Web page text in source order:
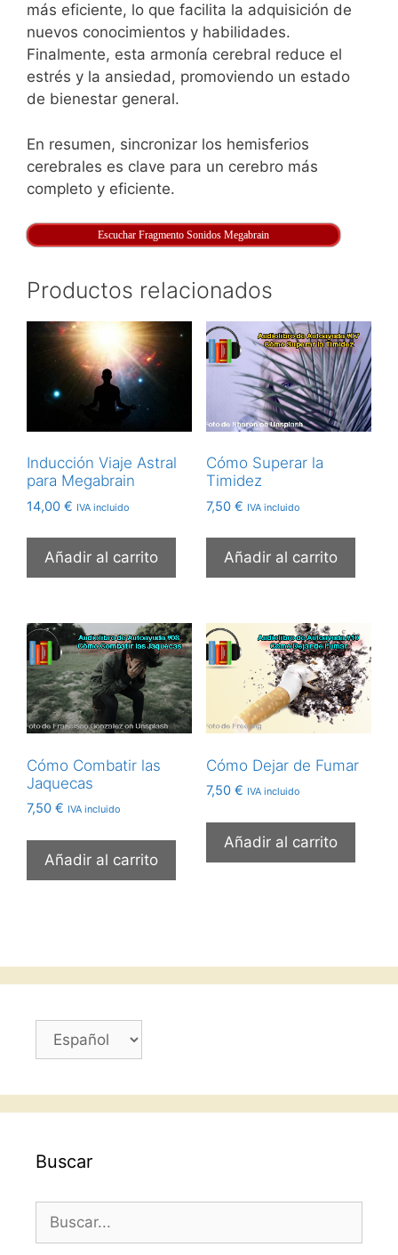
más eficiente, lo que facilita la adquisición de
nuevos conocimientos y habilidades.
Finalmente, esta armonía cerebral reduce el
estrés y la ansiedad, promoviendo un estado
de bienestar general.
En resumen, sincronizar los hemisferios
cerebrales es clave para un cerebro más
completo y eficiente.
Escuchar Fragmento Sonidos Megabrain
Productos relacionados
Inducción Viaje Astral
para Megabrain
14,00 € IVA incluido
Añadir al carrito
Cómo Superar la
Timidez
7,50 € IVA incluido
Añadir al carrito
Cómo Combatir las
Jaquecas
7,50 € IVA incluido
Añadir al carrito
Cómo Dejar de Fumar
7,50 € IVA incluido
Añadir al carrito
Elegir
Buscar
Buscar: